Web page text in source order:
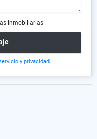
inmobiliarias
y privacidad